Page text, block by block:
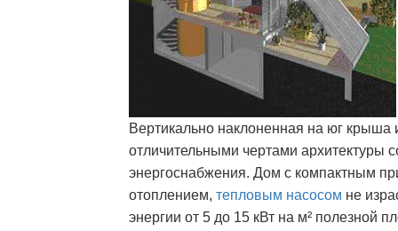
Вертикально наклоненная на юг
отличительными чертами архитектуры
энергоснабжения. Дом с компактным
отоплением, тепловым насосом не
энергии от 5 до 15 кВт на м² полезной